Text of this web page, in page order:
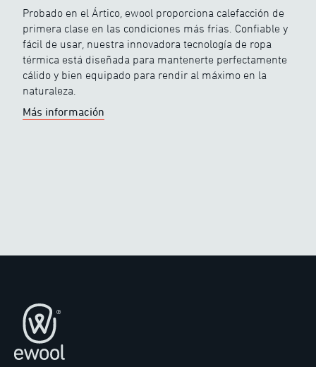
Probado en el Ártico, ewool proporciona calefacción de
primera clase en las condiciones más frías. Confiable y
fácil de usar, nuestra innovadora tecnología de ropa
térmica está diseñada para mantenerte perfectamente
cálido y bien equipado para rendir al máximo en la
naturaleza.
Más información
Pie de página